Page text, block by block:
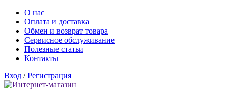
О нас
Оплата и доставка
Обмен и возврат товара
Сервисное обслуживание
Полезные статьи
Контакты
Вход /Регистрация